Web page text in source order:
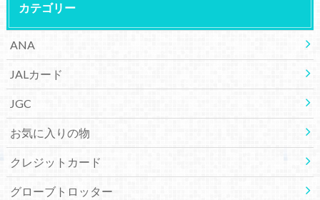
カテゴリー
ANA
JALカード
JGC
お気に入りの物
クレジットカード
グローブトロッター